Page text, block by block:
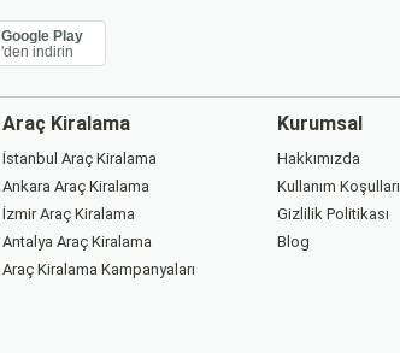
Google Play
'den indirin
Araç Kiralama
İstanbul Araç Kiralama
Ankara Araç Kiralama
İzmir Araç Kiralama
Antalya Araç Kiralama
Araç Kiralama Kampanyaları
Kurumsal
Hakkımızda
Kullanım Koşulları
Gizlilik Politikası
Blog